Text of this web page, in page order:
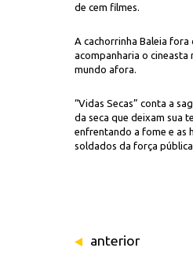
de cem filmes.
A cachorrinha Baleia
acompanharia o cineasta
mundo afora.
“Vidas Secas” conta a
da seca que deixam sua
enfrentando a fome e as
soldados da força
anterior